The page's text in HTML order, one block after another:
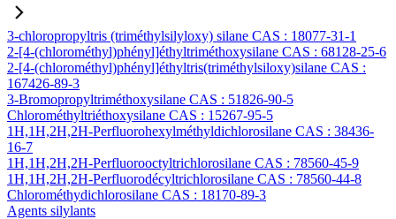
3-chloropropyltris (triméthylsilyloxy) silane CAS : 18077-31-1
2-[4-(chlorométhyl)phényl]éthyltriméthoxysilane CAS : 68128-25-6
2-[4-(chlorométhyl)phényl]éthyltris(triméthylsiloxy)silane CAS :
167426-89-3
3-Bromopropyltriméthoxysilane CAS : 51826-90-5
Chlorométhyltriéthoxysilane CAS : 15267-95-5
1H,1H,2H,2H-Perfluorohexylméthyldichlorosilane CAS : 38436-
16-7
1H,1H,2H,2H-Perfluorooctyltrichlorosilane CAS : 78560-45-9
1H,1H,2H,2H-Perfluorodécyltrichlorosilane CAS : 78560-44-8
Chlorométhydichlorosilane CAS : 18170-89-3
Agents silylants